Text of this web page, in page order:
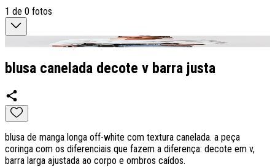
1 de 0 fotos
blusa canelada decote v barra justa
blusa de manga longa off-white com textura canelada. a peça
coringa com os diferenciais que fazem a diferença: decote em v,
barra larga ajustada ao corpo e ombros caídos.